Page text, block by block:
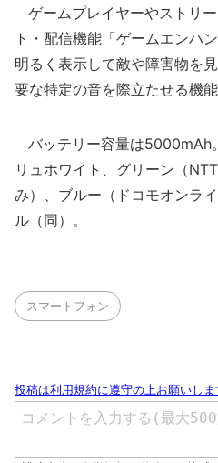
ゲームプレイヤーやストリ
ト・配信機能「ゲームエンハ
明るく表示して敵や障害物を
要な特定の音を際立たせる機能
バッテリー容量は5000mAh
リュホワイト、グリーン（
み）、ブルー（ドコモオンラ
ル（同）。
スマートフォン